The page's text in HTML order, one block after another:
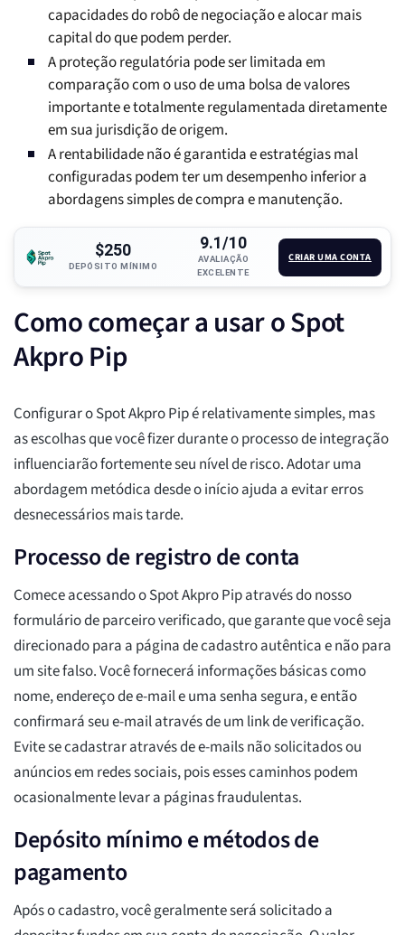
capacidades do robô de negociação e alocar mais
capital do que podem perder.
A proteção regulatória pode ser limitada em
comparação com o uso de uma bolsa de valores
importante e totalmente regulamentada diretamente
em sua jurisdição de origem.
A rentabilidade não é garantida e estratégias mal
configuradas podem ter um desempenho inferior a
abordagens simples de compra e manutenção.
$250
DEPÓSITO MÍNIMO
9.1/10
AVALIAÇÃO
EXCELENTE
CRIAR UMA CONTA
Como começar a usar o Spot
Akpro Pip
Configurar o Spot Akpro Pip é relativamente simples, mas
as escolhas que você fizer durante o processo de integração
influenciarão fortemente seu nível de risco. Adotar uma
abordagem metódica desde o início ajuda a evitar erros
desnecessários mais tarde.
Processo de registro de conta
Comece acessando o Spot Akpro Pip através do nosso
formulário de parceiro verificado, que garante que você seja
direcionado para a página de cadastro autêntica e não para
um site falso. Você fornecerá informações básicas como
nome, endereço de e-mail e uma senha segura, e então
confirmará seu e-mail através de um link de verificação.
Evite se cadastrar através de e-mails não solicitados ou
anúncios em redes sociais, pois esses caminhos podem
ocasionalmente levar a páginas fraudulentas.
Depósito mínimo e métodos de
pagamento
Após o cadastro, você geralmente será solicitado a